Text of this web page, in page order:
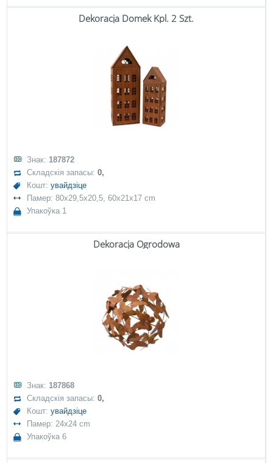
Dekoracja Domek Kpl. 2 Szt.
Знак: 187872
Складскія запасы:0,
Кошт:увайдзіце
Памер: 80x29,5x20,5, 60x21x17 cm
Упакоўка 1
Dekoracja Ogrodowa
Знак: 187868
Складскія запасы:0,
Кошт:увайдзіце
Памер: 24x24 cm
Упакоўка 6